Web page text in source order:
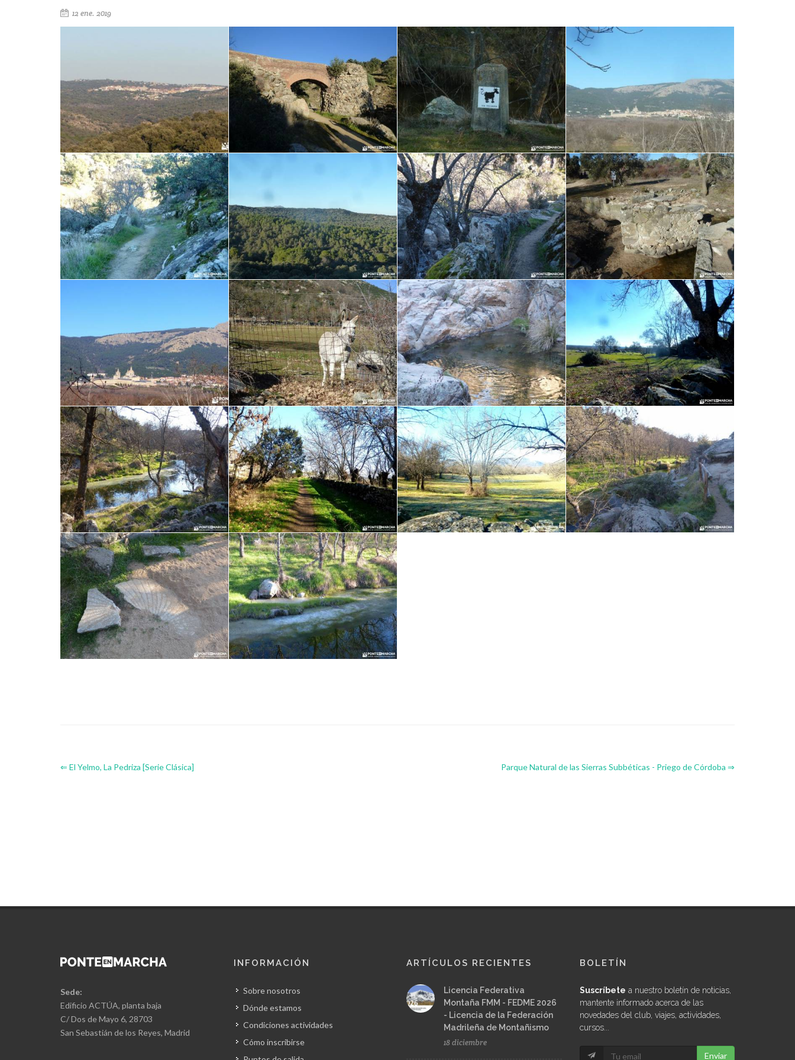
12 ene. 2019
⇐ El Yelmo, La Pedriza [Serie Clásica] Parque Natural de las Sierras Subbéticas - Priego de Córdoba ⇒
Sede:
Edificio ACTÚA, planta baja
C/ Dos de Mayo 6, 28703
San Sebastián de los Reyes, Madrid
INFORMACIÓN
Sobre nosotros
Dónde estamos
Condiciones actividades
Cómo inscribirse
ARTÍCULOS RECIENTES
Licencia Federativa
Montaña FMM - FEDME 2026
- Licencia de la Federación
Madrileña de Montañismo
18 diciembre
BOLETÍN
Suscríbete a nuestro boletín de noticias,
mantente informado acerca de las
novedades del club, viajes, actividades,
cursos...
Enviar